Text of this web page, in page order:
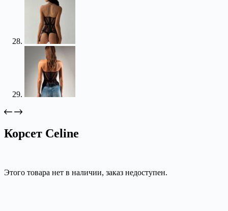
Корсет Celine
Этого товара нет в наличии, заказ недоступен.